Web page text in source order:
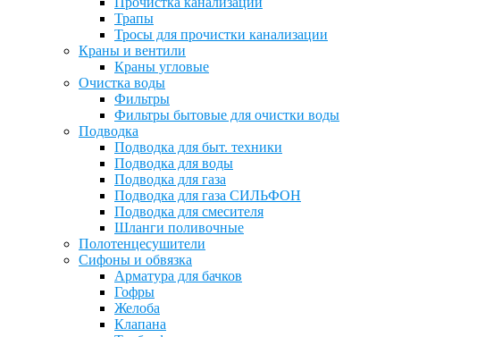
Трапы
Тросы для прочистки канализации
Краны и вентили
Краны угловые
Очистка воды
Фильтры
Фильтры бытовые для очистки воды
Подводка
Подводка для быт. техники
Подводка для воды
Подводка для газа
Подводка для газа СИЛЬФОН
Подводка для смесителя
Шланги поливочные
Полотенцесушители
Сифоны и обвязка
Арматура для бачков
Гофры
Желоба
Клапана